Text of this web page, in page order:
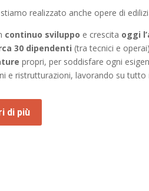
realizzato anche opere di
continuo sviluppo e crescita oggi
30 dipendenti (tra tecnici e
propri, per soddisfare ogni
e ristrutturazioni, lavorando su
di più